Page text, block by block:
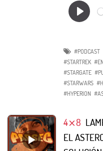
#PODCAST
#STARTREK
#STARGATE
#STARWARS
#HYPERION
4⨯8
EL